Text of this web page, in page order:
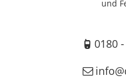
und
0180